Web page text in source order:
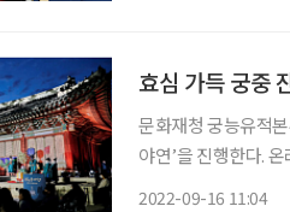
효심 가득 궁중
문화재청 궁능유적
야연’을 진행한다. 온라인
2022-09-16 11:04